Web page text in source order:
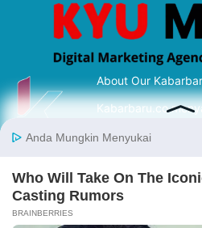
About Our
Kabarbaru.co
serta terverifikasi
Follow